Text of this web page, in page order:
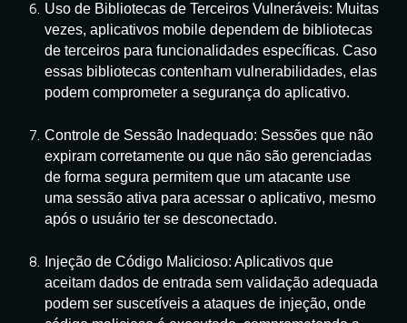
Uso de Bibliotecas de Terceiros Vulneráveis: Muitas
vezes, aplicativos mobile dependem de bibliotecas
de terceiros para funcionalidades específicas. Caso
essas bibliotecas contenham vulnerabilidades, elas
podem comprometer a segurança do aplicativo.
Controle de Sessão Inadequado: Sessões que não
expiram corretamente ou que não são gerenciadas
de forma segura permitem que um atacante use
uma sessão ativa para acessar o aplicativo, mesmo
após o usuário ter se desconectado.
Injeção de Código Malicioso: Aplicativos que
aceitam dados de entrada sem validação adequada
podem ser suscetíveis a ataques de injeção, onde